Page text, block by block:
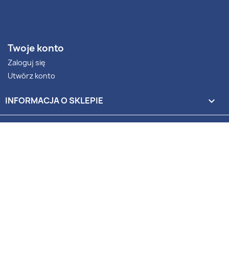
Twoje konto
Zaloguj się
Utwórz konto
INFORMACJA O SKLEPIE keyboard_arrow_down